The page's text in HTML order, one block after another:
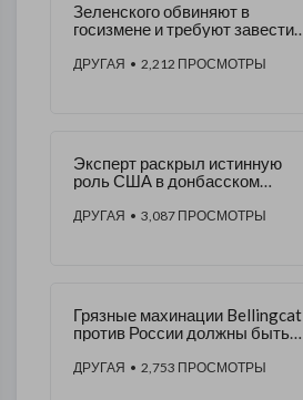
Зеленского обвиняют в
госизмене и требуют завести
ДРУГАЯ • 2,212 ПРОСМОТРЫ
Эксперт раскрыл истинную
роль США в донбасском
для развязывания войны»
ДРУГАЯ • 3,087 ПРОСМОТРЫ
Грязные махинации Bellingcat
против России должны быть
ДРУГАЯ • 2,753 ПРОСМОТРЫ